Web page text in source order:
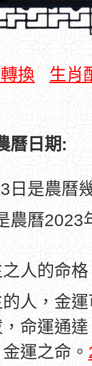
換
生肖
曆日期:
日是農曆
農曆2023
人的命
人，金
命運通
運之命。